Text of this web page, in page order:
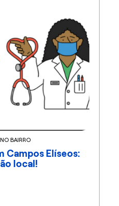
BAIRRO
Campos Elíseos:
local!